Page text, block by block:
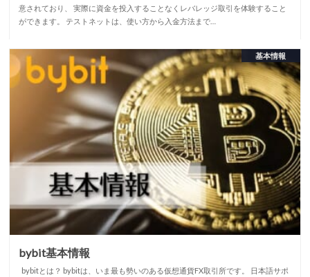
意されており、 実際に資金を投入することなくレバレッジ取引を体験すること
ができます。 テストネットは、使い方から入金方法まで…
基本情報
bybit基本情報
bybitとは？ bybitは、いま最も勢いのある仮想通貨FX取引所です。 日本語サポ